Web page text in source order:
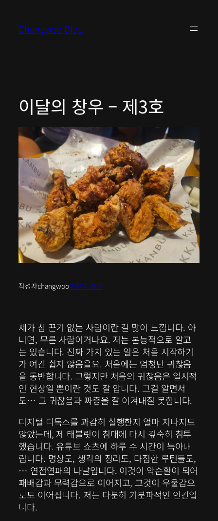
Changwoo Blog
이달의 창우 – 제3호
작성자changwoo이달의 창우
제가 참 끈기 없는 사람이란 걸 많이 느낍니다. 아
니면, 무른 사람이거나요. 저는 본능적으로 알고
는 있습니다. 진짜 가치 있는 일은 처음 시작하기
가 여간 쉽지 않음을요. 처음에는 엄청난 귀찮음
을 동반합니다. 그렇지만 처음의 귀찮음은 일시적
인 현상일 뿐이란 것도 잘 압니다. 그걸 알면서
도… 그 귀찮음과 짜증을 잘 이겨내질 못합니다.
디지털 디톡스를 과감히 실행한지 얼마 지나지도
않았는데, 제 태블릿이 침대에 다시 깊숙히 침투
했습니다. 유튜브 쇼츠에 하루 수 시간이 녹아내
립니다. 명상도, 생각의 정리도, 다짐한 루틴들도,
… 연전연패의 나날입니다. 이것이 악순환이 되어
패배감과 무력감으로 이어지고, 그것이 우울감으
로도 이어집니다. 저는 다분히 기분파적인 인간입
니다.